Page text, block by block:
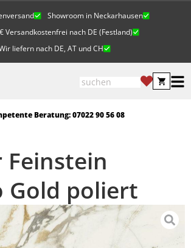
Showroom in Neckarhausen
Versandkostenfrei nach DE (Festland)
liefern nach DE, AT und CH
Beratung: 07022 90 56 08
Gold poliert